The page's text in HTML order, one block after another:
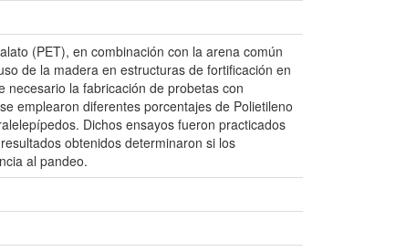
(PET), en combinación con la arena común
de la madera en estructuras de fortificación en
la fabricación de probetas con
emplearon diferentes porcentajes de Polietileno
Dichos ensayos fueron practicados
obtenidos determinaron si los
al pandeo.